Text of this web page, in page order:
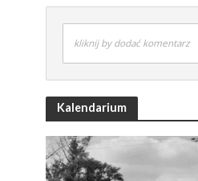
kliknij by dodać komentarz
Kalendarium